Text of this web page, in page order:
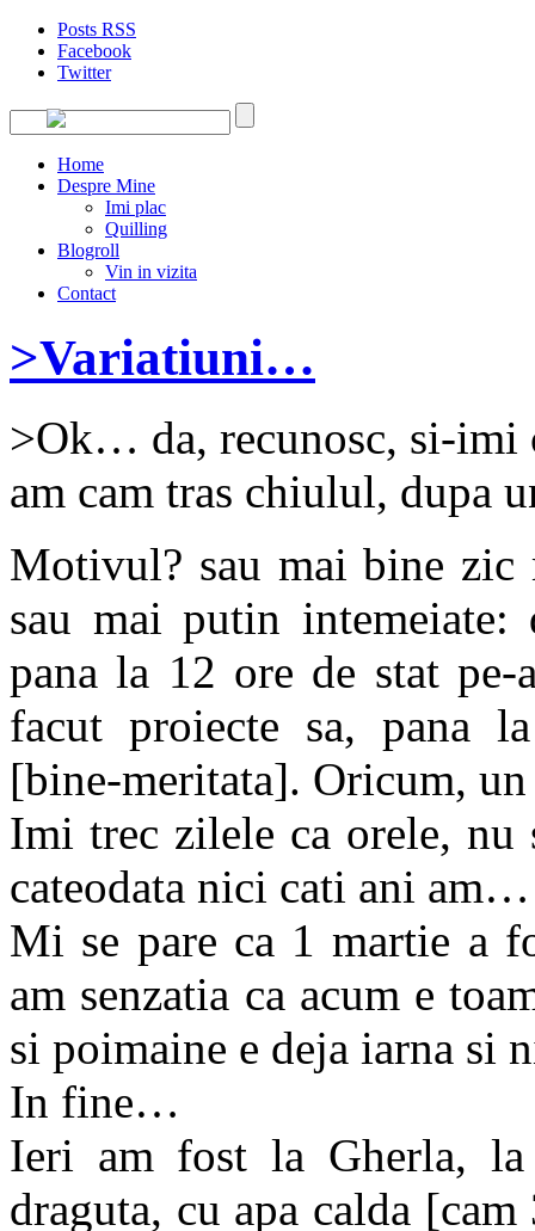
Posts RSS
Facebook
Twitter
Home
Despre Mine
Imi plac
Quilling
Blogroll
Vin in vizita
Contact
>Variatiuni…
>Ok… da, recunosc, si-imi
am cam tras chiulul, dupa
Motivul? sau mai bine
sau mai putin
pana la 12 ore de stat
facut proiecte sa, pana
[bine-meritata]. Oricum,
Imi trec zilele ca orele,
cateodata nici cati ani am…
Mi se pare ca 1 martie a
am senzatia ca acum e
si poimaine e deja iarna si
In fine…
Ieri am fost la Gherla, la
draguta, cu apa calda